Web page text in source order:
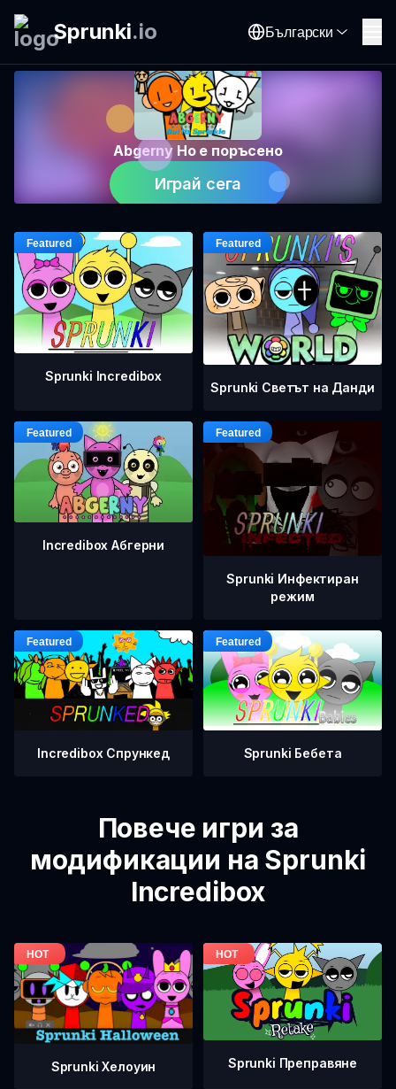
Sprunki.io Български
Abgerny Но е поръсено
Играй сега
Sprunki Incredibox
Sprunki Светът на Данди
Incredibox Абгерни
Sprunki Инфектиран
режим
Incredibox Спрункед Sprunki Бебета
Повече игри за
модификации на Sprunki
Incredibox
Sprunki Хелоуин Sprunki Преправяне